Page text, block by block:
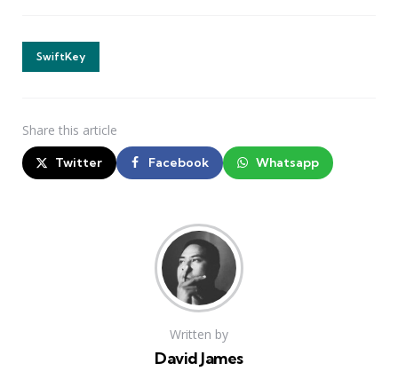
SwiftKey
Share this article
Twitter Facebook Whatsapp
Written by
David James